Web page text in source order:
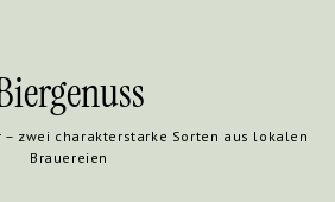
– zwei charakterstarke Sorten aus lokalen
Brauereien